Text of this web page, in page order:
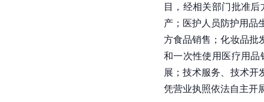
目，经相关部门批准后
产；医护人员防护用品
方食品销售；化妆品批
和一次性使用医疗用
展；技术服务、技术开
凭营业执照依法自主开